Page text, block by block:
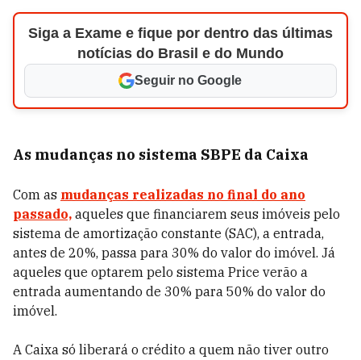
Siga a Exame e fique por dentro das últimas
notícias do Brasil e do Mundo
Seguir no Google
As mudanças no sistema SBPE da Caixa
Com as mudanças realizadas no final do ano
passado, aqueles que financiarem seus imóveis pelo
sistema de amortização constante (SAC), a entrada,
antes de 20%, passa para 30% do valor do imóvel. Já
aqueles que optarem pelo sistema Price verão a
entrada aumentando de 30% para 50% do valor do
imóvel.
A Caixa só liberará o crédito a quem não tiver outro